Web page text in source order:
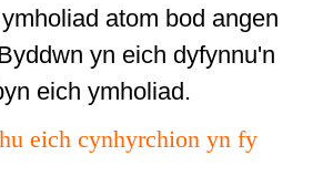
atom bod angen
yn eich dyfynnu'n
eich ymholiad.
eich cynhyrchion yn fy